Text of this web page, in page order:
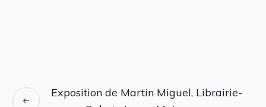
Exposition de Martin Miguel, Librairie-